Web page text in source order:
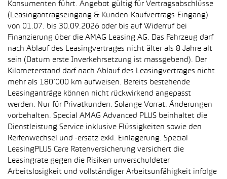
Konsumenten führt. Angebot gültig für Vertragsabschlüsse
(Leasingantragseingang & Kunden-Kaufvertrags-Eingang)
von 01.07. bis 30.09.2026 oder bis auf Widerruf bei
Finanzierung über die AMAG Leasing AG. Das Fahrzeug darf
nach Ablauf des Leasingvertrages nicht älter als 8 Jahre alt
sein (Datum erste Inverkehrsetzung ist massgebend). Der
Kilometerstand darf nach Ablauf des Leasingvertrages nicht
mehr als 180’000 km aufweisen. Bereits bestehende
Leasinganträge können nicht rückwirkend angepasst
werden. Nur für Privatkunden. Solange Vorrat. Änderungen
vorbehalten. Special AMAG Advanced PLUS beinhaltet die
Dienstleistung Service inklusive Flüssigkeiten sowie den
Reifenwechsel und -ersatz exkl. Einlagerung. Special
LeasingPLUS Care Ratenversicherung versichert die
Leasingrate gegen die Risiken unverschuldeter
Arbeitslosigkeit und vollständiger Arbeitsunfähigkeit infolge